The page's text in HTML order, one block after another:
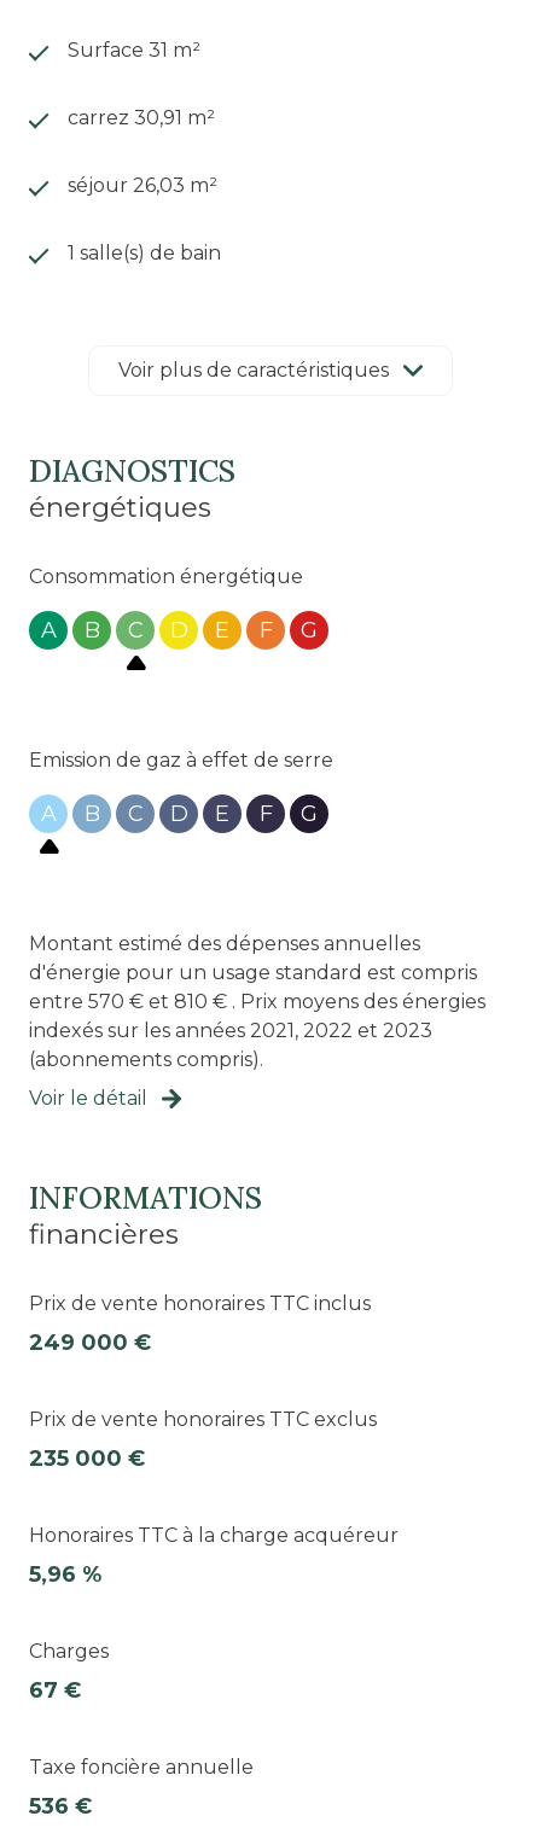
Surface 31 m²
carrez 30,91 m²
séjour 26,03 m²
1 salle(s) de bain
cuisine américaine (équipée)
Chauffage individuel : convecteur
1 parking(s)
1 niveau(x)
1er étage
vue Dégagée
cave
terrasse
Voir plus de caractéristiques
DIAGNOSTICS
énergétiques
Consommation énergétique
A B C D E F G
Emission de gaz à effet de serre
A B C D E F G
Montant estimé des dépenses annuelles
d'énergie pour un usage standard est compris
entre 570 € et 810 € . Prix moyens des énergies
indexés sur les années 2021, 2022 et 2023
(abonnements compris).
Voir le détail
INFORMATIONS
financières
Prix de vente honoraires TTC inclus
249 000 €
Prix de vente honoraires TTC exclus
235 000 €
Honoraires TTC à la charge acquéreur
5,96 %
Charges
67 €
Taxe foncière annuelle
536 €